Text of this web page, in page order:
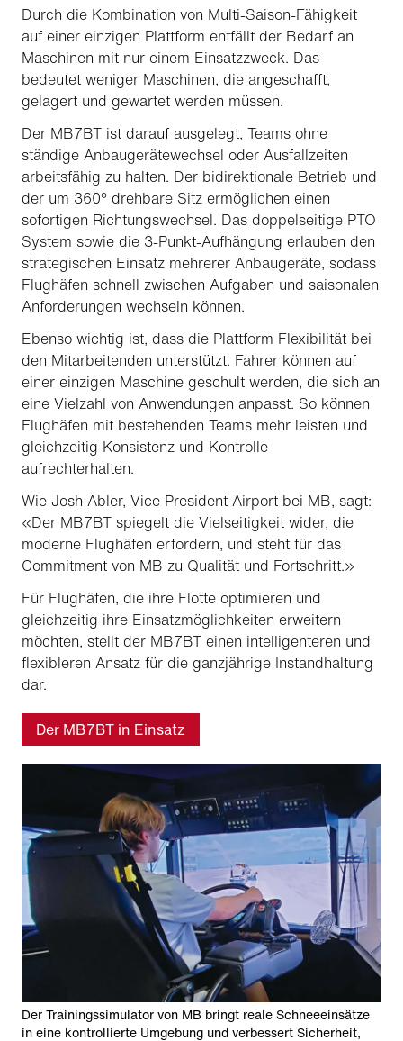
Durch die Kombination von Multi-Saison-Fähigkeit
auf einer einzigen Plattform entfällt der Bedarf an
Maschinen mit nur einem Einsatzzweck. Das
bedeutet weniger Maschinen, die angeschafft,
gelagert und gewartet werden müssen.
Der MB7BT ist darauf ausgelegt, Teams ohne
ständige Anbaugerätewechsel oder Ausfallzeiten
arbeitsfähig zu halten. Der bidirektionale Betrieb und
der um 360° drehbare Sitz ermöglichen einen
sofortigen Richtungswechsel. Das doppelseitige PTO-
System sowie die 3-Punkt-Aufhängung erlauben den
strategischen Einsatz mehrerer Anbaugeräte, sodass
Flughäfen schnell zwischen Aufgaben und saisonalen
Anforderungen wechseln können.
Ebenso wichtig ist, dass die Plattform Flexibilität bei
den Mitarbeitenden unterstützt. Fahrer können auf
einer einzigen Maschine geschult werden, die sich an
eine Vielzahl von Anwendungen anpasst. So können
Flughäfen mit bestehenden Teams mehr leisten und
gleichzeitig Konsistenz und Kontrolle
aufrechterhalten.
Wie Josh Abler, Vice President Airport bei MB, sagt:
«Der MB7BT spiegelt die Vielseitigkeit wider, die
moderne Flughäfen erfordern, und steht für das
Commitment von MB zu Qualität und Fortschritt.»
Für Flughäfen, die ihre Flotte optimieren und
gleichzeitig ihre Einsatzmöglichkeiten erweitern
möchten, stellt der MB7BT einen intelligenteren und
flexibleren Ansatz für die ganzjährige Instandhaltung
dar.
Der MB7BT in Einsatz
Der Trainingssimulator von MB bringt reale Schneeeinsätze
in eine kontrollierte Umgebung und verbessert Sicherheit,